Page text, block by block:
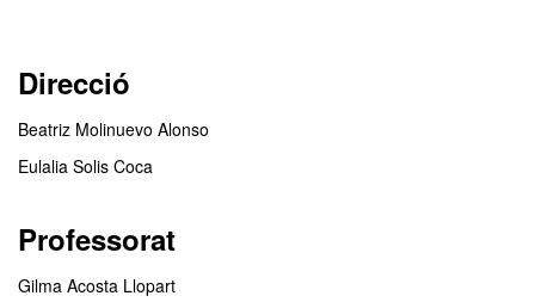
Direcció
Beatriz Molinuevo Alonso
Eulalia Solis Coca
Professorat
Gilma Acosta Llopart